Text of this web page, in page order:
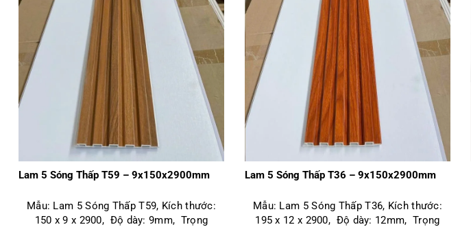
Lam 5 Sóng Thấp T59 – 9x150x2900mm
Mẫu: Lam 5 Sóng Thấp T59, Kích thước:
150 x 9 x 2900, Độ dày: 9mm, Trọng
Lam 5 Sóng Thấp T36 – 9x150x2900mm
Mẫu: Lam 5 Sóng Thấp T36, Kích thước:
195 x 12 x 2900, Độ dày: 12mm, Trọng